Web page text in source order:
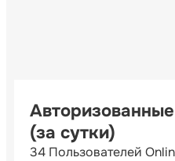
(за сутки)
34 Пользователей